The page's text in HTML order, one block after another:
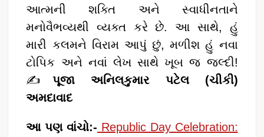
આત્મની શક્તિ અને સ્વાધીનતાને
મનોવૈભવ્યથી વ્યક્ત કરે છે. આ સાથે, હું
મારી કલમને વિરામ આપું છું, મળીશ હું નવા
ટોપિક અને નવાં લેખ સાથે ખૂબ જ જલ્દી!
✍️પૂજા અનિલકુમાર પટેલ (ચીકી)
અમદાવાદ
આ પણ વાંચો:- Republic Day Celebration: